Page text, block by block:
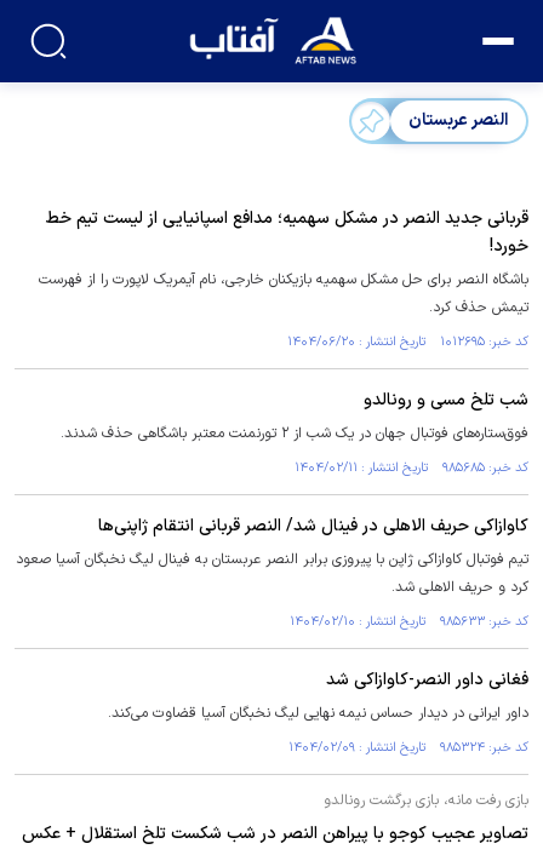
النصر عربستان
قربانی جدید النصر در مشکل سهمیه؛ مدافع اسپانیایی از لیست تیم خط
خورد!
باشگاه النصر برای حل مشکل سهمیه بازیکنان خارجی، نام آیمریک لاپورت را از فهرست
تیمش حذف کرد.
کد خبر: ۱۰۱۲۶۹۵ تاریخ انتشار : ۱۴۰۴/۰۶/۲۰
شب تلخ مسی و رونالدو
فوق‌ستاره‌های فوتبال جهان در یک شب از ۲ تورنمنت معتبر باشگاهی حذف شدند.
کد خبر: ۹۸۵۶۸۵ تاریخ انتشار : ۱۴۰۴/۰۲/۱۱
کاوازاکی حریف الاهلی در فینال شد/ النصر قربانی انتقام ژاپنی‌ها
تیم فوتبال کاوازاکی ژاپن با پیروزی برابر النصر عربستان به فینال لیگ نخبگان آسیا صعود
کرد و حریف الاهلی شد.
کد خبر: ۹۸۵۶۳۳ تاریخ انتشار : ۱۴۰۴/۰۲/۱۰
فغانی داور النصر-کاوازاکی شد
داور ایرانی در دیدار حساس نیمه نهایی لیگ نخبگان آسیا قضاوت می‌کند.
کد خبر: ۹۸۵۳۲۴ تاریخ انتشار : ۱۴۰۴/۰۲/۰۹
بازی رفت مانه، بازی برگشت رونالدو
تصاویر عجیب کوجو با پیراهن النصر در شب شکست تلخ استقلال + عکس